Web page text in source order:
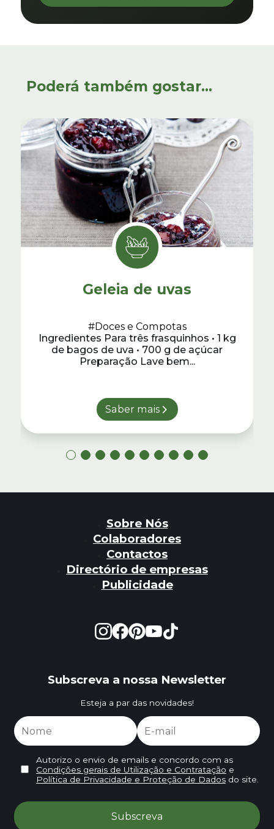
Poderá também gostar...
Geleia de uvas
#Doces e Compotas
Ingredientes Para três frasquinhos • 1 kg
de bagos de uva • 700 g de açúcar
Preparação Lave bem...
Saber mais
Sobre Nós
Colaboradores
Contactos
Directório de empresas
Publicidade
Subscreva a nossa Newsletter
Esteja a par das novidades!
Autorizo o envio de emails e concordo com as
Condições gerais de Utilização e Contratação e
Política de Privacidade e Proteção de Dadosdo site.